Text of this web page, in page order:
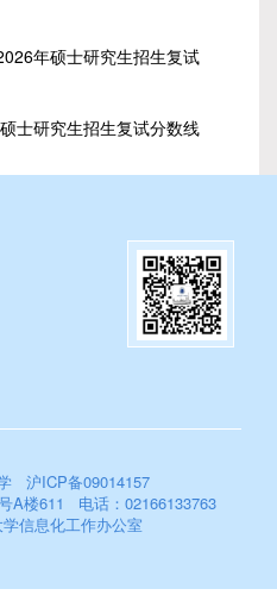
5 页
年硕士研究生招生复试
士研究生招生复试分数线
沪ICP备09014157
A楼611 电话：02166133763
信息化工作办公室